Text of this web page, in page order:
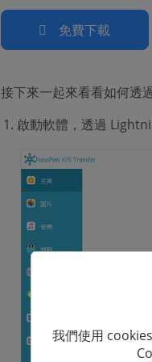
免費下載
接下來一起來看看如何透
啟動軟體，透過
我們使用